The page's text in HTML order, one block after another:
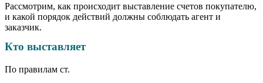
Рассмотрим, как происходит выставление счетов покупателю,
и какой порядок действий должны соблюдать агент и
заказчик.
Кто выставляет
По правилам ст.